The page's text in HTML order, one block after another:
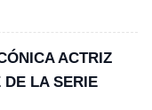
ACTRIZ
DE LA SERIE